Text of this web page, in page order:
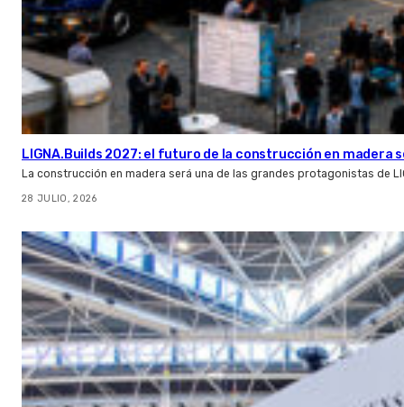
LIGNA.Builds 2027: el futuro de la construcción en madera
La construcción en madera será una de las grandes protagonistas de
28 JULIO, 2026